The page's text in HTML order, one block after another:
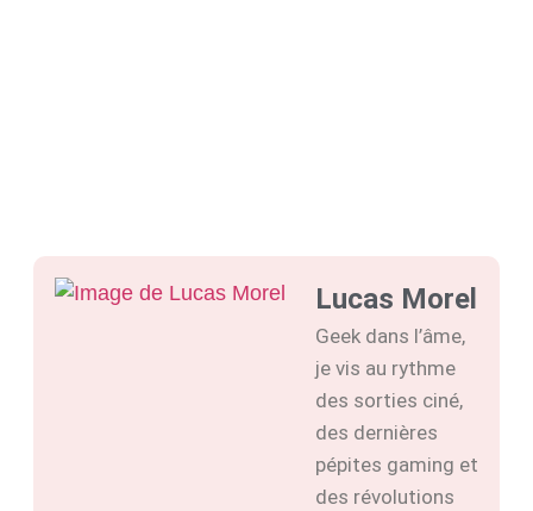
Lucas Morel
Geek dans l’âme,
je vis au rythme
des sorties ciné,
des dernières
pépites gaming et
des révolutions